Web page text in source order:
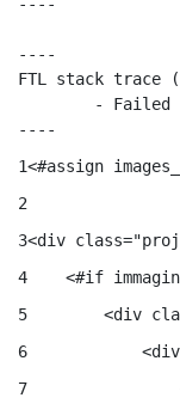
----
FTL stack trace
----
1<#assign
2
3<div
4
<#if
5
<div
6
7